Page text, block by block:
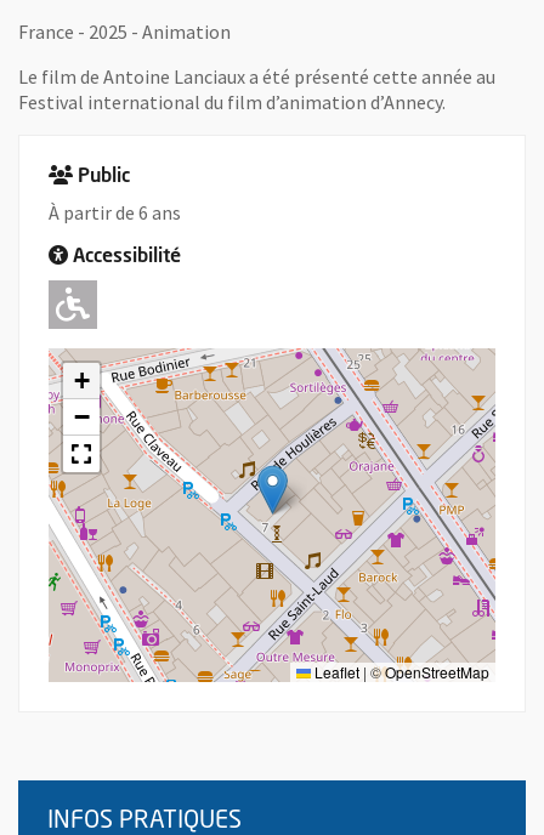
France - 2025 - Animation
Le film de Antoine Lanciaux a été présenté cette année au
Festival international du film d’animation d’Annecy.
Public
À partir de 6 ans
Accessibilité
Adapté pour l'handicap Moteur
+
−
Leaflet | ©OpenStreetMap
INFOS PRATIQUES